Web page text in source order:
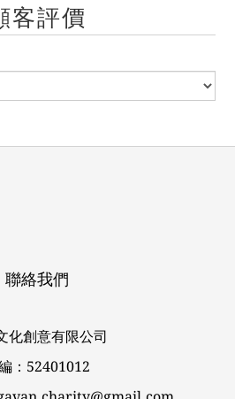
客評價
聯絡我們
化創意有限公司
：52401012